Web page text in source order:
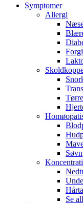
Symptomer
Allergi
Se